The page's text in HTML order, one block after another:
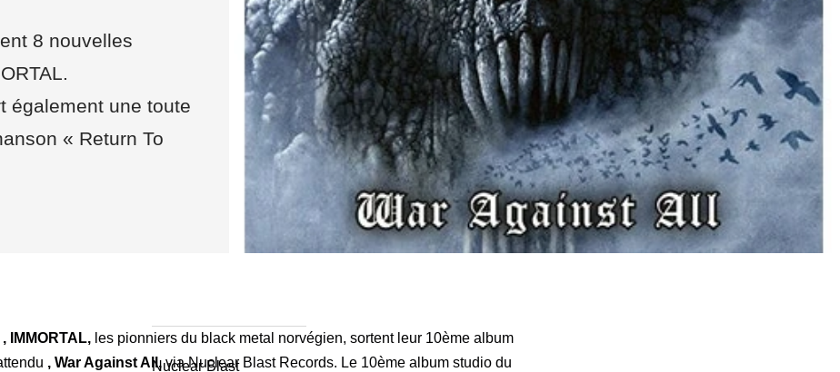
8 nouvelles
également une toute
« Return To
Nuclear Blast
, IMMORTAL, les pionniers du black metal norvégien, sortent leur 10ème album
, War Against All,via Nuclear Blast Records. Le 10ème album studio du